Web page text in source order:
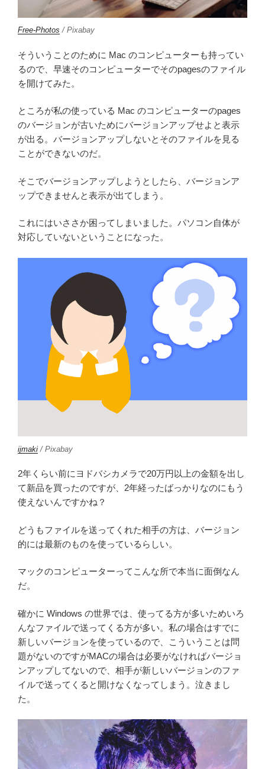
Free-Photos / Pixabay
そういうことのために Mac のコンピューターも持ってい
るので、早速そのコンピューターでそのpagesのファイル
を開けてみた。
ところが私の使っている Mac のコンピューターのpages
のバージョンが古いためにバージョンアップせよと表示
が出る。バージョンアップしないとそのファイルを見る
ことができないのだ。
そこでバージョンアップしようとしたら、バージョンア
ップできませんと表示が出てしまう。
これにはいささか困ってしまいました。パソコン自体が
対応していないということになった。
ijmaki / Pixabay
2年くらい前にヨドバシカメラで20万円以上の金額を出し
て新品を買ったのですが、2年経ったばっかりなのにもう
使えないんですかね？
どうもファイルを送ってくれた相手の方は、バージョン
的には最新のものを使っているらしい。
マックのコンピューターってこんな所で本当に面倒なん
だ。
確かに Windows の世界では、使ってる方が多いためいろ
んなファイルで送ってくる方が多い。私の場合はすでに
新しいバージョンを使っているので、こういうことは問
題がないのですがMACの場合は必要がなければバージョ
ンアップしてないので、相手が新しいバージョンのファ
イルで送ってくると開けなくなってしまう。泣きまし
た。